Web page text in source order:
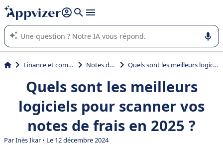
répondre (plusieurs lignes avec
L'IA de Appvizer vous guide dans l'utilisation ou la sélection de
logiciel SaaS en entreprise.
Finance et comptabilité Notes de frais Quels sont les meilleurs logiciels pour scanner vos notes de frais en 2025 ?
Quels sont les meilleurs
logiciels pour scanner vos
notes de frais en 2025 ?
Par Inès Ikar • Le 12 décembre 2024